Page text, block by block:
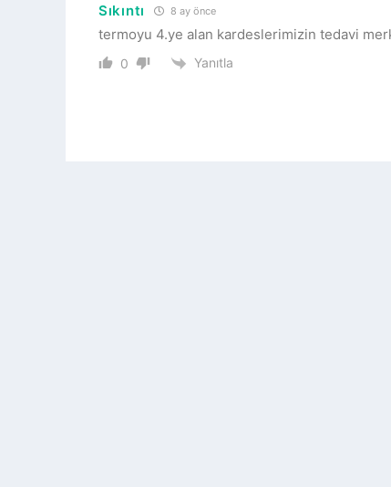
Sıkıntı 8 ay önce
termoyu 4.ye alan kardeslerimizin tedavi
0 Yanıtla